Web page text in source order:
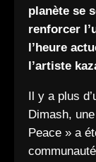
planète se
renforcer
l’heure
l’artiste
Il y a plus
Dimash,
Peace » a